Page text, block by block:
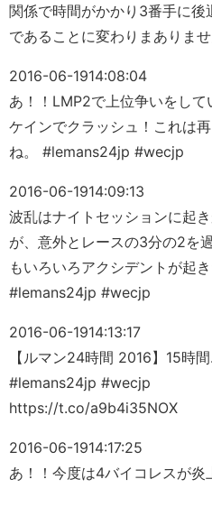
関係で時間がかかり3番手に
であることに変わりまありま
2016-06-1914:08:04
あ！！LMP2で上位争いをし
ケインでクラッシュ！これは
ね。 #lemans24jp #wecjp
2016-06-1914:09:13
波乱はナイトセッションに起
が、意外とレースの3分の2を
もいろいろアクシデントが起き
#lemans24jp #wecjp
2016-06-1914:13:17
【ルマン24時間 2016】15時
#lemans24jp #wecjp
https://t.co/a9b4i35NOX
2016-06-1914:17:25
あ！！今度は4バイコレスが